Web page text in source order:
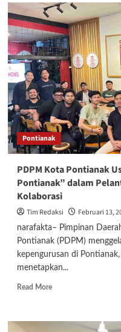
Biliar
Edi
Kamtono
Newton
Home
Tournament
Pontianak
2026
Cetak
Bibit
Atlet
Baru
Pontianak
PDPM Kota Pontianak
Pontianak” dalam
Kolaborasi
Tim Redaksi Februari 13,
narafakta– Pimpinan
Pontianak (PDPM)
kepengurusan di
menetapkan...
Read MoreRead
PDPM